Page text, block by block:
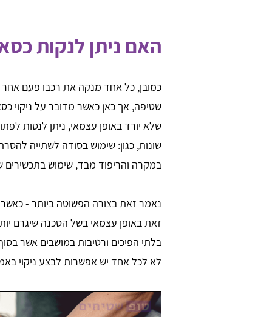
האם ניתן לנקות
כמובן, כל אחד מנקה את רכבו פעם אחר
שטיפה, אך כאן כאשר מדובר על ניקוי
שלא יורד באופן עצמאי, ניתן לנסות
שונות, כגון: שימוש בסודה לשתייה
במקרה והריפוד מבד, שימוש בתכשירים
נאמר זאת בצורה הפשוטה ביותר -
זאת באופן עצמאי בשל הסכנה שיגרם
בלתי הפיכים ורטיבות במושבים אשר
לא לכל אחד יש אפשרות לבצע ניקוי